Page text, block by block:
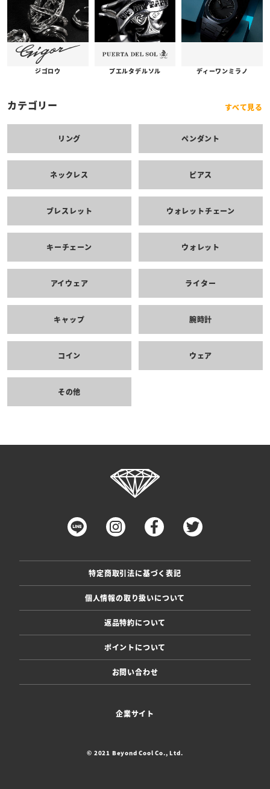
ジゴロウ プエルタデルソル ディーワンミラノ
カテゴリー すべて見る
リング ペンダント
ネックレス ピアス
ブレスレット ウォレットチェーン
キーチェーン ウォレット
アイウェア ライター
キャップ 腕時計
コイン ウェア
その他
特定商取引法に基づく表記
個人情報の取り扱いについて
返品特約について
ポイントについて
お問い合わせ
企業サイト
© 2021 Beyond Cool Co., Ltd.